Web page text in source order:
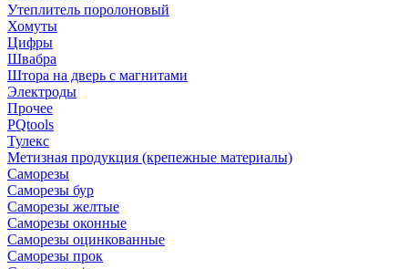
Утеплитель поролоновый
Хомуты
Цифры
Швабра
Штора на дверь с магнитами
Электроды
Прочее
PQtools
Тулекс
Метизная продукция (крепежные материалы)
Саморезы
Саморезы бур
Саморезы желтые
Саморезы оконные
Саморезы оцинкованные
Саморезы прок